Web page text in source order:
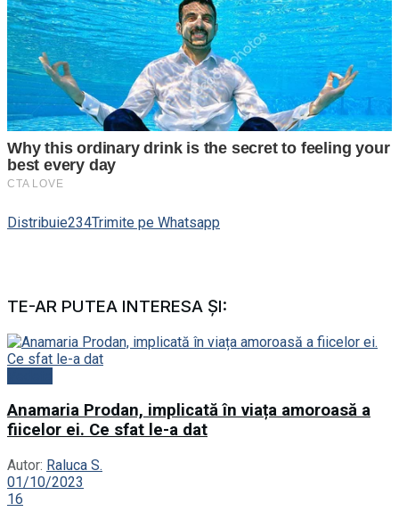
Distribuie234Trimite pe Whatsapp
TE-AR PUTEA INTERESA ȘI:
Anamaria Prodan, implicată în viața amoroasă a
fiicelor ei. Ce sfat le-a dat
Autor: Raluca S.
01/10/2023
16